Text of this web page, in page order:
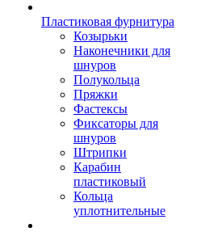
Пластиковая фурнитура
Козырьки
Наконечники для
шнуров
Полукольца
Пряжки
Фастексы
Фиксаторы для
шнуров
Штрипки
Карабин
пластиковый
Кольца
уплотнительные